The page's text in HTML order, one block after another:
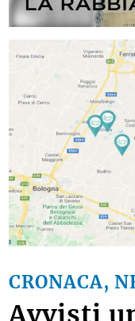
CRONACA,